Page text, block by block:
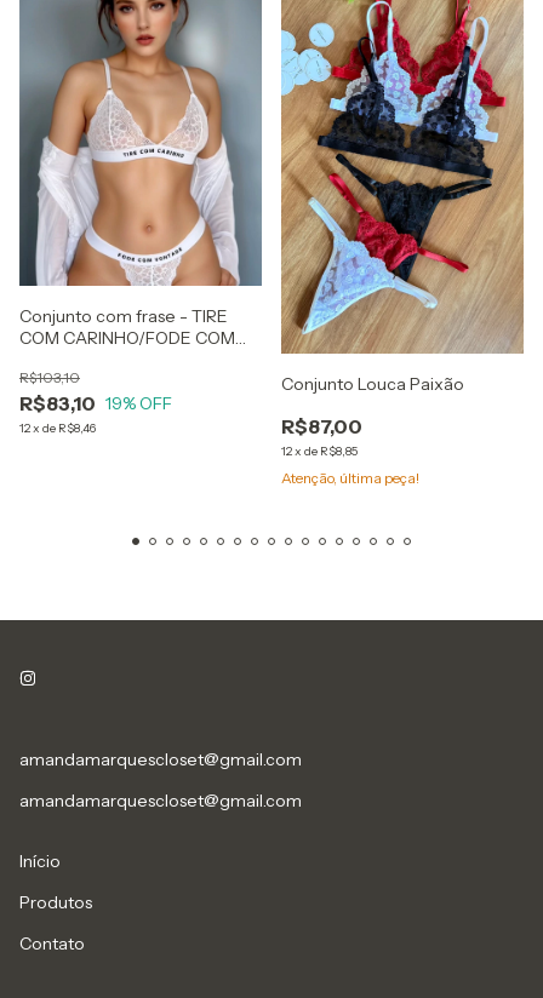
Conjunto com frase - TIRE
COM CARINHO/FODE COM
R$83,10
R$103,10
19% OFF
12x de R$8,46
Conjunto Louca Paixão
R$87,00
12x de R$8,85
Atenção, última peça!
amandamarquescloset@gmail.com
amandamarquescloset@gmail.com
Início
Produtos
Contato